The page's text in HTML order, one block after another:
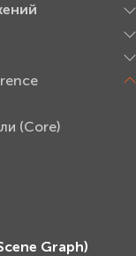
(Core)
Graph)